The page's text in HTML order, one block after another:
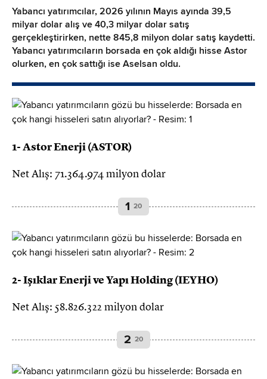
Yabancı yatırımcılar, 2026 yılının Mayıs ayında 39,5
milyar dolar alış ve 40,3 milyar dolar satış
gerçekleştirirken, nette 845,8 milyon dolar satış kaydetti.
Yabancı yatırımcıların borsada en çok aldığı hisse Astor
olurken, en çok sattığı ise Aselsan oldu.
1- Astor Enerji (ASTOR)
Net Alış: 71.364.974 milyon dolar
1 20
2- Işıklar Enerji ve Yapı Holding (IEYHO)
Net Alış: 58.826.322 milyon dolar
2 20